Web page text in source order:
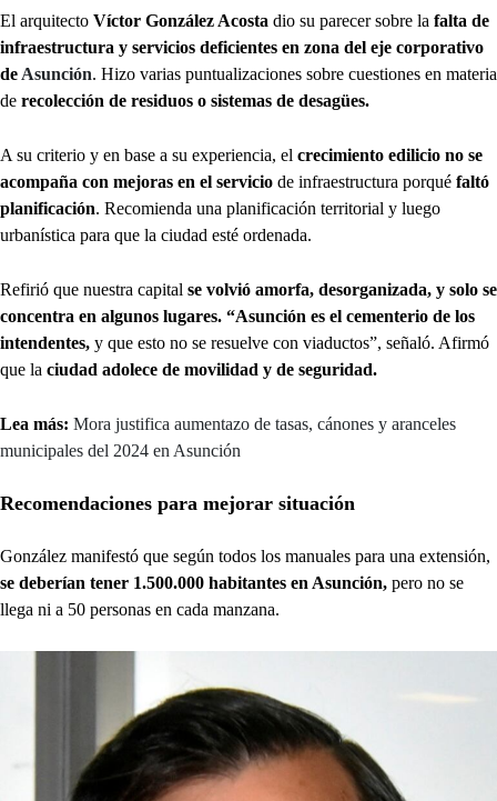
El arquitecto Víctor González Acosta dio su parecer sobre la falta de
infraestructura y servicios deficientes en zona del eje corporativo
de Asunción. Hizo varias puntualizaciones sobre cuestiones en materia
de recolección de residuos o sistemas de desagües.
A su criterio y en base a su experiencia, el crecimiento edilicio no se
acompaña con mejoras en el servicio de infraestructura porqué faltó
planificación. Recomienda una planificación territorial y luego
urbanística para que la ciudad esté ordenada.
Refirió que nuestra capital se volvió amorfa, desorganizada, y solo se
concentra en algunos lugares. “Asunción es el cementerio de los
intendentes, y que esto no se resuelve con viaductos”, señaló. Afirmó
que la ciudad adolece de movilidad y de seguridad.
Lea más: Mora justifica aumentazo de tasas, cánones y aranceles
municipales del 2024 en Asunción
Recomendaciones para mejorar situación
González manifestó que según todos los manuales para una extensión,
se deberían tener 1.500.000 habitantes en Asunción, pero no se
llega ni a 50 personas en cada manzana.